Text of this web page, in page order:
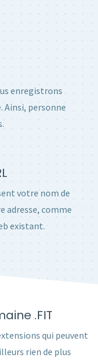
enregistrons
personne
votre nom de
adresse, comme
existant.
.FIT
qui peuvent
rien de plus